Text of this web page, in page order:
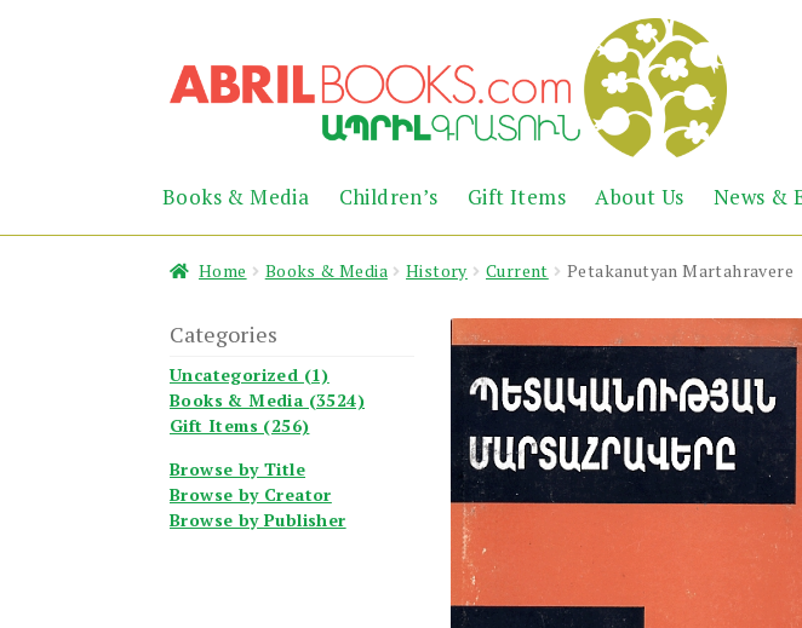
to
navigation
to
content
the
Books & Media Children’s Gift Items About Us News &
Home Books & Media History Current Petakanutyan Martahravere
Categories
Uncategorized (1)
Books & Media (3524)
Gift Items (256)
Browse by Title
Browse by Creator
Browse by Publisher